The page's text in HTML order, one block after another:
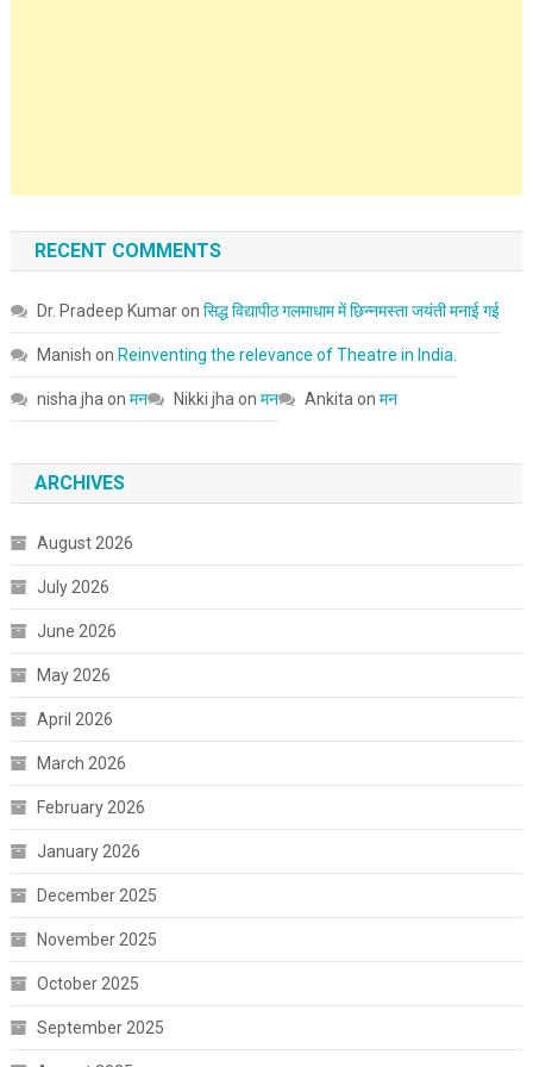
RECENT COMMENTS
Dr. Pradeep Kumaron सिद्ध विद्यापीठ गलमाधाम में छिन्नमस्ता जयंती मनाई गई
Manish on Reinventing the relevance of Theatre in India.
nisha jha on मन Nikki jha on मन Ankita on मन
ARCHIVES
August 2026
July 2026
June 2026
May 2026
April 2026
March 2026
February 2026
January 2026
December 2025
November 2025
October 2025
September 2025